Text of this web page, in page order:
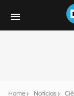
Home Notícias